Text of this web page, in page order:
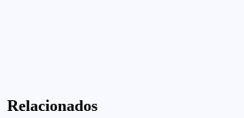
Relacionados